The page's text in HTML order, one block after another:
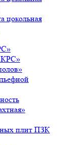
цокольная
КРС»
плит ПЗК